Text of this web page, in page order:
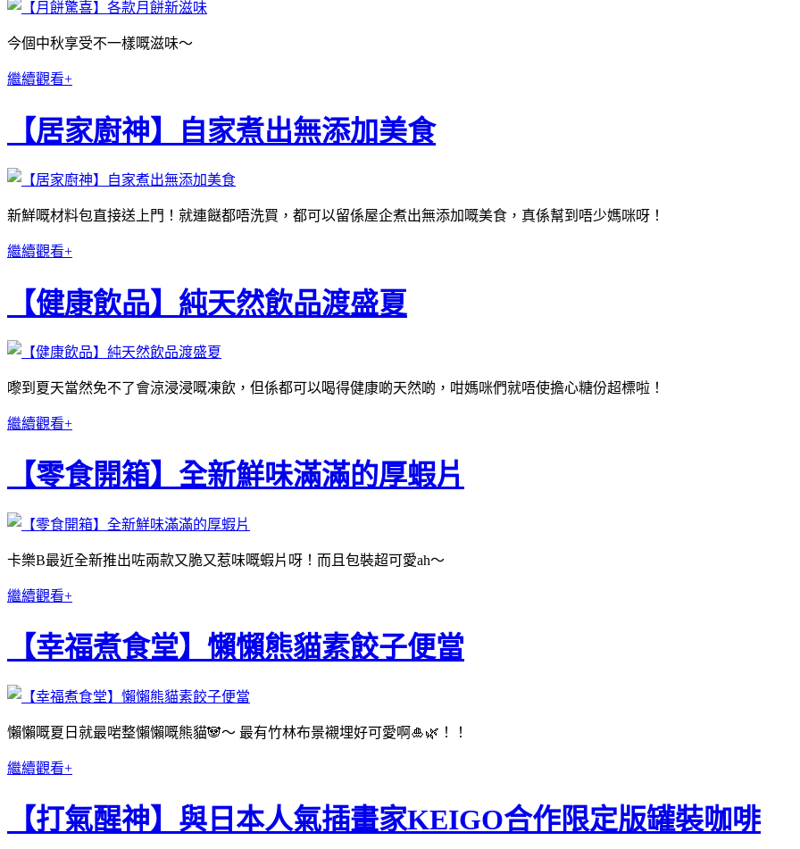
今個中秋享受不一樣嘅滋味～
繼續觀看+
【居家廚神】自家煮出無添加美食
新鮮嘅材料包直接送上門！就連餸都唔洗買，都可以留係屋企煮出無添加嘅美食，真係幫到唔少媽咪呀！
繼續觀看+
【健康飲品】純天然飲品渡盛夏
嚟到夏天當然免不了會涼浸浸嘅凍飲，但係都可以喝得健康啲天然啲，咁媽咪們就唔使擔心糖份超標啦！
繼續觀看+
【零食開箱】全新鮮味滿滿的厚蝦片
卡樂B最近全新推出咗兩款又脆又惹味嘅蝦片呀！而且包裝超可愛ah～
繼續觀看+
【幸福煮食堂】懶懶熊貓素餃子便當
懶懶嘅夏日就最啱整懶懶嘅熊貓🐼〜 最有竹林布景襯埋好可愛啊🎍🌿！！
繼續觀看+
【打氣醒神】與日本人氣插畫家KEIGO合作限定版罐裝咖啡